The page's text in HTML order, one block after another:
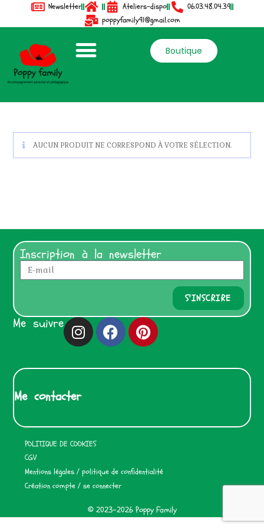
Newsletter Ateliers-dispo
06.03.48.04.39
poppyfamily91@gmail.com
Boutique
AUCUN PRODUIT NE CORRESPOND À VOTRE SÉLECTION.
Inscription à la newsletter
S'INSCRIRE
Me suivre
Me contacter
POLITIQUE DE COOKIES
CGV
Mentions légales / politique de confidentialité
Création compte / se connecter
© 2023-2026 Poppy Family